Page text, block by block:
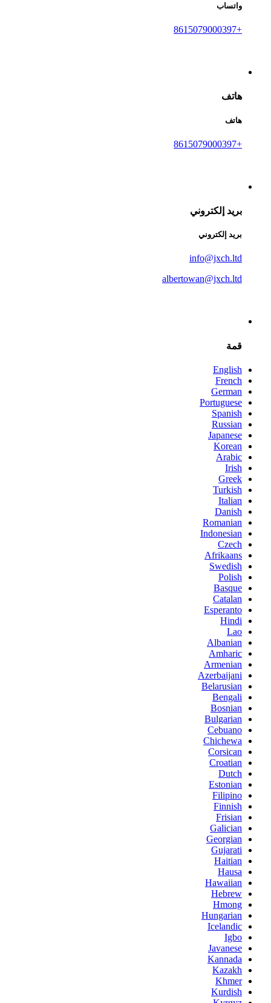
واتساب
+8615079000397
هاتف
هاتف
+8615079000397
بريد إلكتروني
بريد إلكتروني
info@jxch.ltd
albertowan@jxch.ltd
قمة
English
French
German
Portuguese
Spanish
Russian
Japanese
Korean
Arabic
Irish
Greek
Turkish
Italian
Danish
Romanian
Indonesian
Czech
Afrikaans
Swedish
Polish
Basque
Catalan
Esperanto
Hindi
Lao
Albanian
Amharic
Armenian
Azerbaijani
Belarusian
Bengali
Bosnian
Bulgarian
Cebuano
Chichewa
Corsican
Croatian
Dutch
Estonian
Filipino
Finnish
Frisian
Galician
Georgian
Gujarati
Haitian
Hausa
Hawaiian
Hebrew
Hmong
Hungarian
Icelandic
Igbo
Javanese
Kannada
Kazakh
Khmer
Kurdish